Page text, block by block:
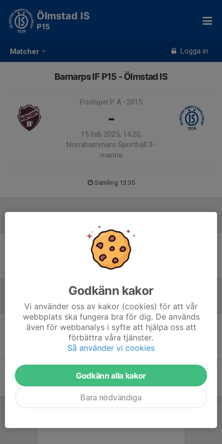
Matcher Logga in
Ölmstad IS
P15
Barnarps IF P15 - Ölmstad IS
Poolspel P A -2015
-
15 feb 2025, 14:20,
Norrahammars Sporthall 3-
manna
Samling 13:35
Ingen uppställning ifylld
Referat
Inget referat skrivet
Godkänn kakor
Vi använder oss av kakor (cookies) för att vår
webbplats ska fungera bra för dig. De används
även för webbanalys i syfte att hjälpa oss att
förbättra våra tjänster.
Så använder vi cookies
Godkänn alla kakor
Bara nödvändiga